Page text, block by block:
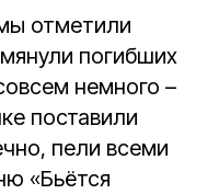
отметили
погибших
немного –
поставили
пели всеми
«Бьётся